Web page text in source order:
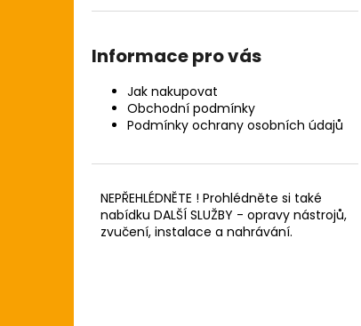
Informace pro vás
Jak nakupovat
Obchodní podmínky
Podmínky ochrany osobních údajů
NEPŘEHLÉDNĚTE ! Prohlédněte si také
nabídku DALŠÍ SLUŽBY - opravy nástrojů,
zvučení, instalace a nahrávání.